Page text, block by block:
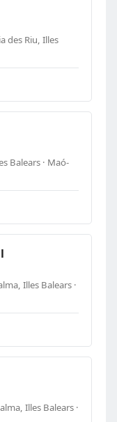
des Riu, Illes
Balears · Maó-
Illes Balears ·
Illes Balears ·